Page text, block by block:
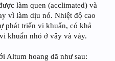
làm quen (acclimated) và
vì làm dịu nó. Nhiệt độ cao
phát triển vi khuẩn, có khả
khuẩn nhỏ ở vây và vảy.
Altum hoang dã như sau: